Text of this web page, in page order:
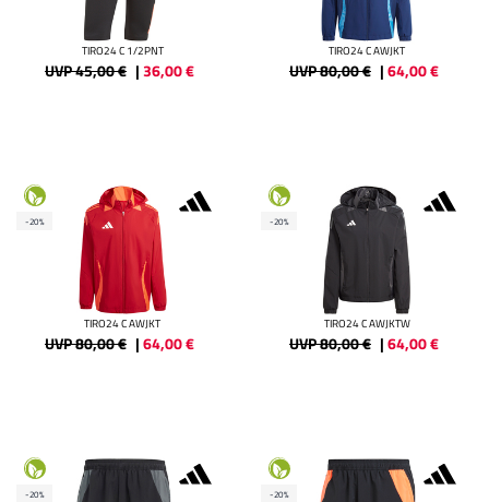
TIRO24 C 1/2PNT
UVP 45,00 € |36,00€
TIRO24 C AWJKT
UVP 80,00 € |64,00€
-20%
TIRO24 C AWJKT
UVP 80,00 € |64,00€
-20%
TIRO24 C AWJKTW
UVP 80,00 € |64,00€
-20% -20%